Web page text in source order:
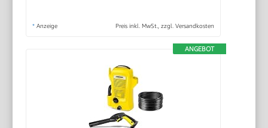
* Anzeige Preis inkl. MwSt., zzgl. Versandkosten
ANGEBOT